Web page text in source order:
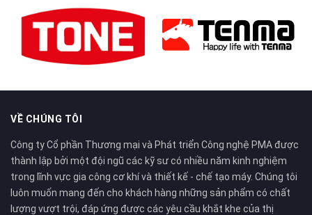
VỀ CHÚNG TÔI
Công ty Cổ phần Thương mại và Phát triển Công nghệ PMA được
thành lập bởi một đội ngũ các kỹ sư có nhiều năm kinh nghiệm
trong lĩnh vực gia công cơ khí và thiết kế - chế tạo máy. Chúng tôi
luôn muốn mang đến cho khách hàng những sản phẩm có chất
lượng vượt trội, đáp ứng được các yêu cầu khắt khe của thị